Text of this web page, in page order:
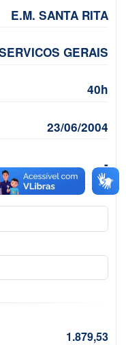
E.M. SANTA RITA
GERAIS
40h
23/06/2004
-
1.879,53